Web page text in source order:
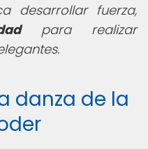
desarrollar fuerza,
para realizar
danza de la